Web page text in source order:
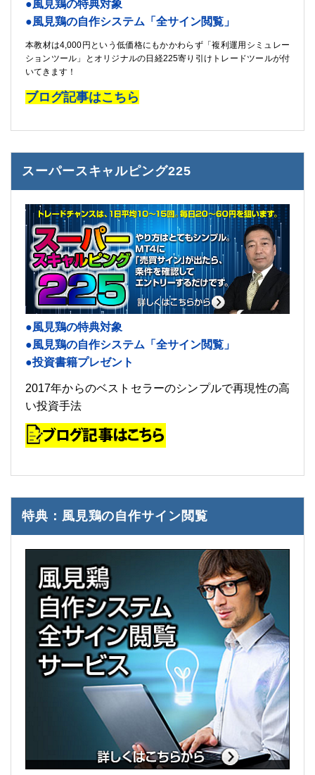
●風見鶏の特典対象
●風見鶏の自作システム「全サイン閲覧」
本教材は4,000円という低価格にもかかわらず「複利運用シミュレー
ションツール」とオリジナルの日経225寄り引けトレードツールが付
いてきます！
ブログ記事はこちら
スーパースキャルピング225
●風見鶏の特典対象
●風見鶏の自作システム「全サイン閲覧」
●投資書籍プレゼント
2017年からのベストセラーのシンプルで再現性の高
い投資手法
特典：風見鶏の自作サイン閲覧